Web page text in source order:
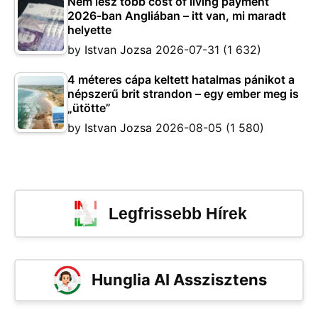
2026-ban Angliában – itt van, mi maradt
helyette
by Istvan Jozsa 2026-07-31 (1 632)
4 méteres cápa keltett hatalmas pánikot a
népszerű brit strandon – egy ember meg is
„ütötte”
by Istvan Jozsa 2026-08-05 (1 580)
Legfrissebb Hírek
Hunglia AI Asszisztens